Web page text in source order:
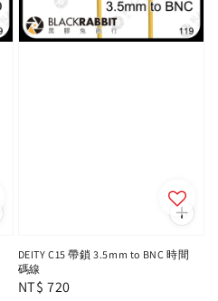
DEITY C15 帶鎖 3.5mm to BNC 時間
碼線
Regular
NT$ 720